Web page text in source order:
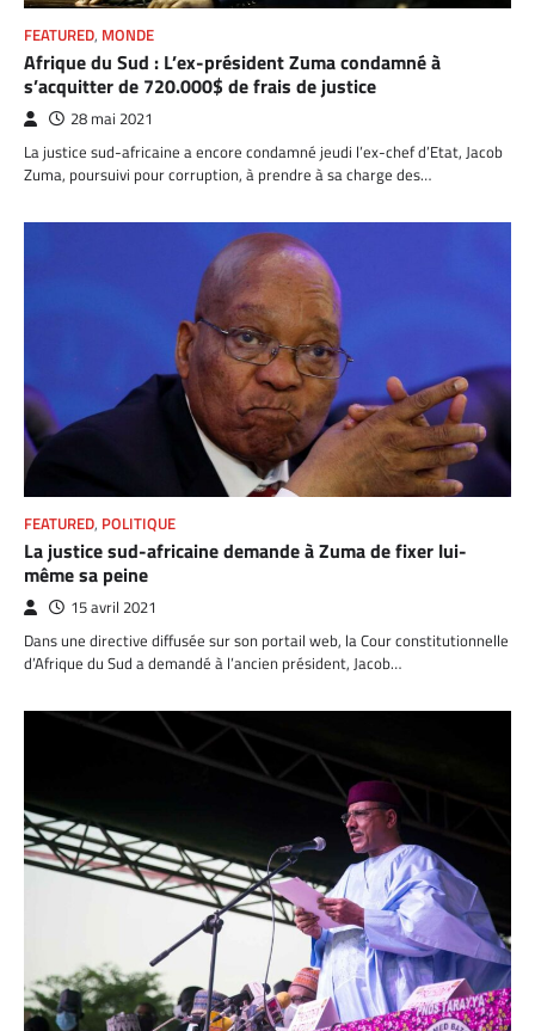
FEATURED, MONDE
Afrique du Sud : L’ex-président Zuma condamné à
s’acquitter de 720.000$ de frais de justice
28 mai 2021
La justice sud-africaine a encore condamné jeudi l’ex-chef d’Etat, Jacob
Zuma, poursuivi pour corruption, à prendre à sa charge des…
FEATURED, POLITIQUE
La justice sud-africaine demande à Zuma de fixer lui-
même sa peine
15 avril 2021
Dans une directive diffusée sur son portail web, la Cour constitutionnelle
d’Afrique du Sud a demandé à l’ancien président, Jacob…